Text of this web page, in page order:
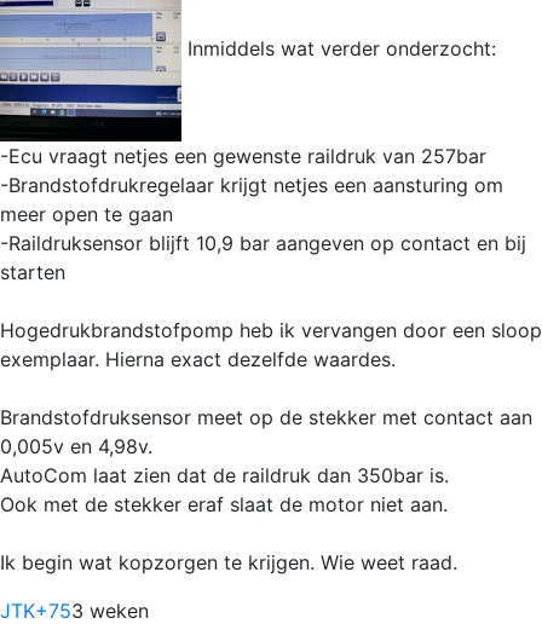
Inmiddels wat verder onderzocht:
-Ecu vraagt netjes een gewenste raildruk van 257bar
-Brandstofdrukregelaar krijgt netjes een aansturing om
meer open te gaan
-Raildruksensor blijft 10,9 bar aangeven op contact en bij
starten
Hogedrukbrandstofpomp heb ik vervangen door een sloop
exemplaar. Hierna exact dezelfde waardes.
Brandstofdruksensor meet op de stekker met contact aan
0,005v en 4,98v.
AutoCom laat zien dat de raildruk dan 350bar is.
Ook met de stekker eraf slaat de motor niet aan.
Ik begin wat kopzorgen te krijgen. Wie weet raad.
JTK+753 weken